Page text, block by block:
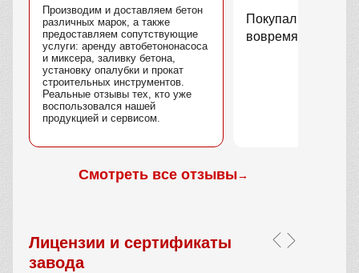
Производим и доставляем бетон
различных марок, а также
предоставляем сопутствующие
услуги: аренду автобетононасоса
и миксера, заливку бетона,
установку опалубки и прокат
строительных инструментов.
Реальные отзывы тех, кто уже
воспользовался нашей
продукцией и сервисом.
Покупал кольца
вовремя,
Смотреть все отзывы→
Лицензии и сертификаты
завода